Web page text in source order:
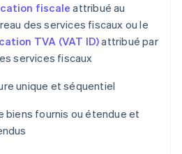
fiscale attribué au
des services fiscaux ou le
TVA (VAT ID)attribué par
services fiscaux
unique et séquentiel
biens fournis ou étendue et